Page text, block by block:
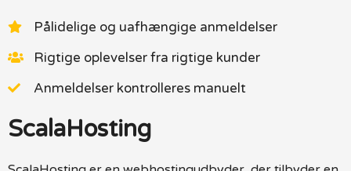
Pålidelige og uafhængige anmeldelser
Rigtige oplevelser fra rigtige kunder
Anmeldelser kontrolleres manuelt
ScalaHosting